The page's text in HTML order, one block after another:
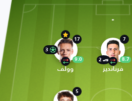
17
9.0
3
وولف
7
8.7
2
فرنانديز
5